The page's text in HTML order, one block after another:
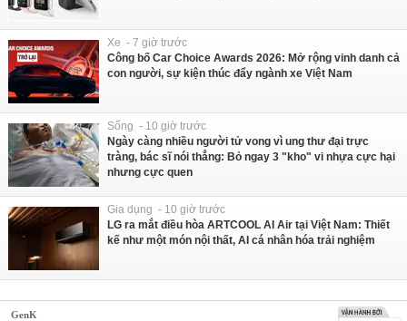
Xe - 7 giờ trước
Công bố Car Choice Awards 2026: Mở rộng vinh danh cả
con người, sự kiện thúc đẩy ngành xe Việt Nam
Sống - 10 giờ trước
Ngày càng nhiều người tử vong vì ung thư đại trực
tràng, bác sĩ nói thẳng: Bỏ ngay 3 "kho" vi nhựa cực hại
nhưng cực quen
Gia dụng - 10 giờ trước
LG ra mắt điều hòa ARTCOOL AI Air tại Việt Nam: Thiết
kế như một món nội thất, AI cá nhân hóa trải nghiệm
GenK